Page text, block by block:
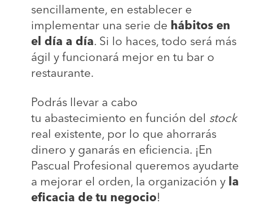
sencillamente, en establecer e
implementar una serie de hábitos en
el día a día. Si lo haces, todo será más
ágil y funcionará mejor en tu bar o
restaurante.
Podrás llevar a cabo
tu abastecimiento en función del stock
real existente, por lo que ahorrarás
dinero y ganarás en eficiencia. ¡En
Pascual Profesional queremos ayudarte
a mejorar el orden, la organización y la
eficacia de tu negocio!